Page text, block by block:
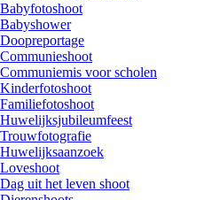
Babyfotoshoot
Babyshower
Doopreportage
Communieshoot
Communiemis voor scholen
Kinderfotoshoot
Familiefotoshoot
Huwelijksjubileumfeest
Trouwfotografie
Huwelijksaanzoek
Loveshoot
Dag uit het leven shoot